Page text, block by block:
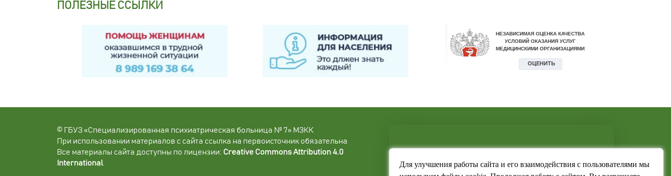
ПОЛЕЗНЫЕ ССЫЛКИ
© ГБУЗ «Специализированная психиатрическая больница № 7» МЗКК
При использовании материалов с сайта ссылка на первоисточник обязательна
Все материалы сайта доступны по лицензии: Creative Commons Attribution 4.0
International
Для улучшения работы сайта и его взаимодействия с пользователями мы